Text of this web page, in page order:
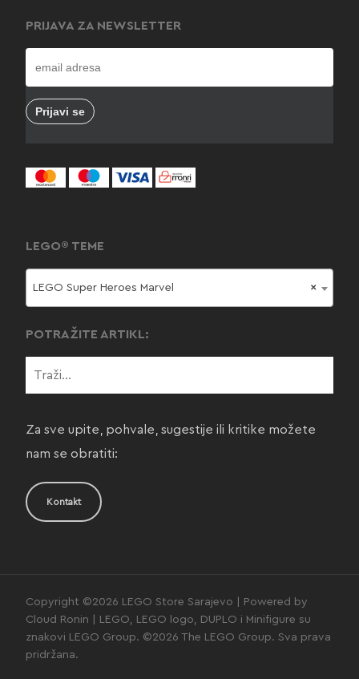
PRIJAVA ZA NEWSLETTER
LEGO® TEME
×
LEGO Super Heroes Marvel
POTRAŽITE ARTIKL:
Za sve upite, pohvale, sugestije ili kritike možete
nam se obratiti:
Kontakt
Copyright ©2026 LEGO Store Sarajevo | Powered by
Cloud Ronin | LEGO, LEGO logo, DUPLO i Minifigure su
znakovi LEGO Group. ©2026 The LEGO Group. Sva prava
pridržana.